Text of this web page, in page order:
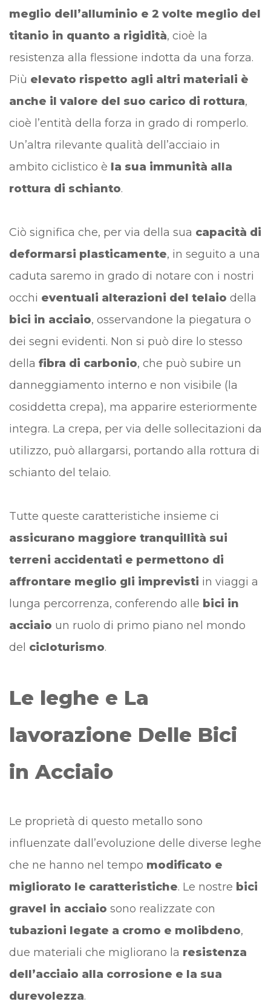
meglio dell’alluminio e 2 volte meglio del
titanio in quanto a rigidità, cioè la
resistenza alla flessione indotta da una forza.
Più elevato rispetto agli altri materiali è
anche il valore del suo carico di rottura,
cioè l’entità della forza in grado di romperlo.
Un’altra rilevante qualità dell’acciaio in
ambito ciclistico è la sua immunità alla
rottura di schianto.
Ciò significa che, per via della sua capacità di
deformarsi plasticamente, in seguito a una
caduta saremo in grado di notare con i nostri
occhi eventuali alterazioni del telaio della
bici in acciaio, osservandone la piegatura o
dei segni evidenti. Non si può dire lo stesso
della fibra di carbonio, che può subire un
danneggiamento interno e non visibile (la
cosiddetta crepa), ma apparire esteriormente
integra. La crepa, per via delle sollecitazioni da
utilizzo, può allargarsi, portando alla rottura di
schianto del telaio.
Tutte queste caratteristiche insieme ci
assicurano maggiore tranquillità sui
terreni accidentati e permettono di
affrontare meglio gli imprevisti in viaggi a
lunga percorrenza, conferendo alle bici in
acciaio un ruolo di primo piano nel mondo
del cicloturismo.
Le leghe e La
lavorazione Delle Bici
in Acciaio
Le proprietà di questo metallo sono
influenzate dall’evoluzione delle diverse leghe
che ne hanno nel tempo modificato e
migliorato le caratteristiche. Le nostre bici
gravel in acciaio sono realizzate con
tubazioni legate a cromo e molibdeno,
due materiali che migliorano la resistenza
dell’acciaio alla corrosione e la sua
durevolezza.